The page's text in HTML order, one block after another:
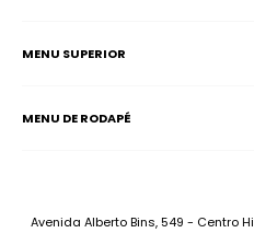
SAC (Serviço de
Whatsapp:(51) 99227-3667
MENU SUPERIOR
Notebooks
Montamos seu PC
MENU DE RODAPÉ
Sobre Assistência Técnica
Avenida Alberto Bins, 549 - Centro